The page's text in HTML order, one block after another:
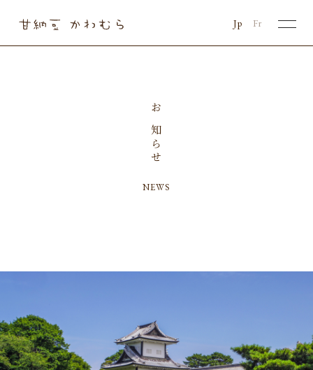
Jp Fr
お知らせ
NEWS